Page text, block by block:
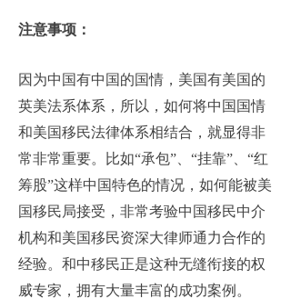
注意事项：
因为中国有中国的国情，美国有美国的
英美法系体系，所以，如何将中国国情
和美国移民法律体系相结合，就显得非
常非常重要。比如“承包”、“挂靠”、“红
筹股”这样中国特色的情况，如何能被美
国移民局接受，非常考验中国移民中介
机构和美国移民资深大律师通力合作的
经验。和中移民正是这种无缝衔接的权
威专家，拥有大量丰富的成功案例。